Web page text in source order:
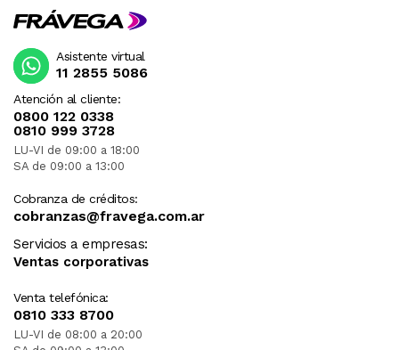
Atención al cliente:
0800 122 0338
0810 999 3728
LU-VI de 09:00 a 18:00
SA de 09:00 a 13:00
Cobranza de créditos:
cobranzas@fravega.com.ar
Servicios a empresas:
Ventas corporativas
Venta telefónica:
0810 333 8700
LU-VI de 08:00 a 20:00
Asistente virtual
11 2855 5086